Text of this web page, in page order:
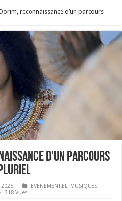
reconnaissance d’un parcours
d’un parcours
EVENEMENTIEL, MUSIQUES
318 Vues